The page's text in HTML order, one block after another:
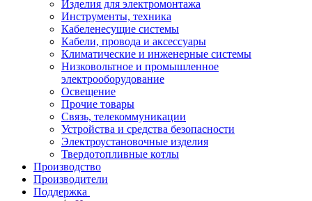
Изделия для электромонтажа
Инструменты, техника
Кабеленесущие системы
Кабели, провода и аксессуары
Климатические и инженерные системы
Низковольтное и промышленное
электрооборудование
Освещение
Прочие товары
Связь, телекоммуникации
Устройства и средства безопасности
Электроустановочные изделия
Твердотопливные котлы
Производство
Производители
Поддержка